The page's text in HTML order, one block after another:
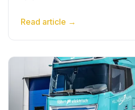
Read article →